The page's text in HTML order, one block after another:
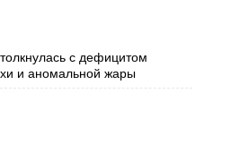
с дефицитом
и аномальной жары